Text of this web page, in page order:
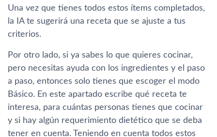
Una vez que tienes todos estos ítems completados,
la IA te sugerirá una receta que se ajuste a tus
criterios.
Por otro lado, si ya sabes lo que quieres cocinar,
pero necesitas ayuda con los ingredientes y el paso
a paso, entonces solo tienes que escoger el modo
Básico. En este apartado escribe qué receta te
interesa, para cuántas personas tienes que cocinar
y si hay algún requerimiento dietético que se deba
tener en cuenta. Teniendo en cuenta todos estos